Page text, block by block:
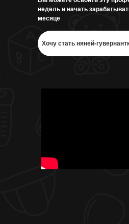
недель и начать
месяце
Хочу стать няней-